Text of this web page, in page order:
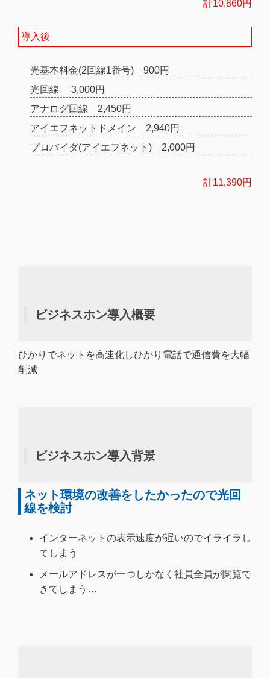
計10,860円
導入後
光基本料金(2回線1番号) 900円
光回線 3,000円
アナログ回線 2,450円
アイエフネットドメイン 2,940円
プロバイダ(アイエフネット) 2,000円
計11,390円
ビジネスホン導入概要
ひかりでネットを高速化しひかり電話で通信費を大幅
削減
ビジネスホン導入背景
ネット環境の改善をしたかったので光回
線を検討
インターネットの表示速度が遅いのでイライラし
てしまう
メールアドレスが一つしかなく社員全員が閲覧で
きてしまう…